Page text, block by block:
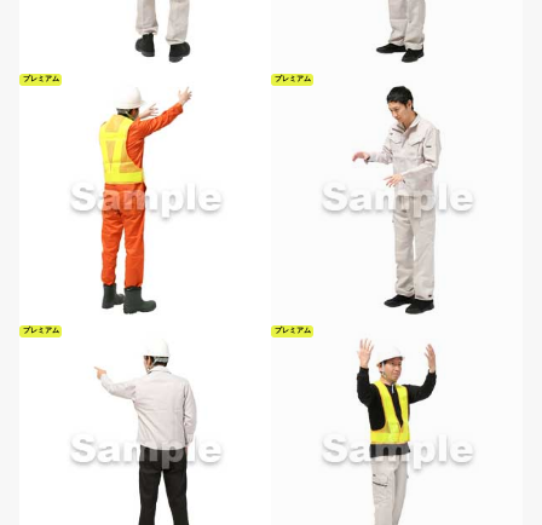
プレミアム プレミアム
プレミアム プレミアム